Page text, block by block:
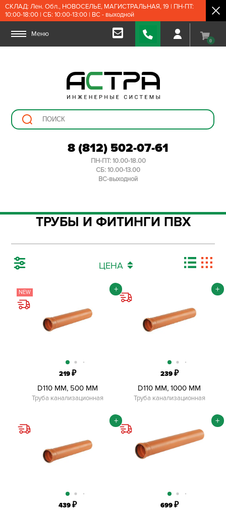
СКЛАД: Лен. Обл., НОВОСЕЛЬЕ, МАГИСТРАЛЬНАЯ, 19 | ПН-ПТ:
10:00-18:00 | СБ: 10:00-13:00 | ВС - выходной
Меню
0
8 (812) 502-07-61
ПН-ПТ: 10.00-18.00
СБ: 10.00-13.00
ВС-выходной
ТРУБЫ И ФИТИНГИ ПВХ
ЦЕНА
NEW
219₽
D110 ММ, 500 ММ
Труба канализационная
+
239₽
D110 ММ, 1000 ММ
Труба канализационная
+
439₽
+
699₽
+